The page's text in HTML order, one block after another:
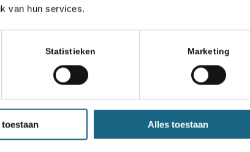
van hun services.
Statistieken Marketing
Alles toestaan